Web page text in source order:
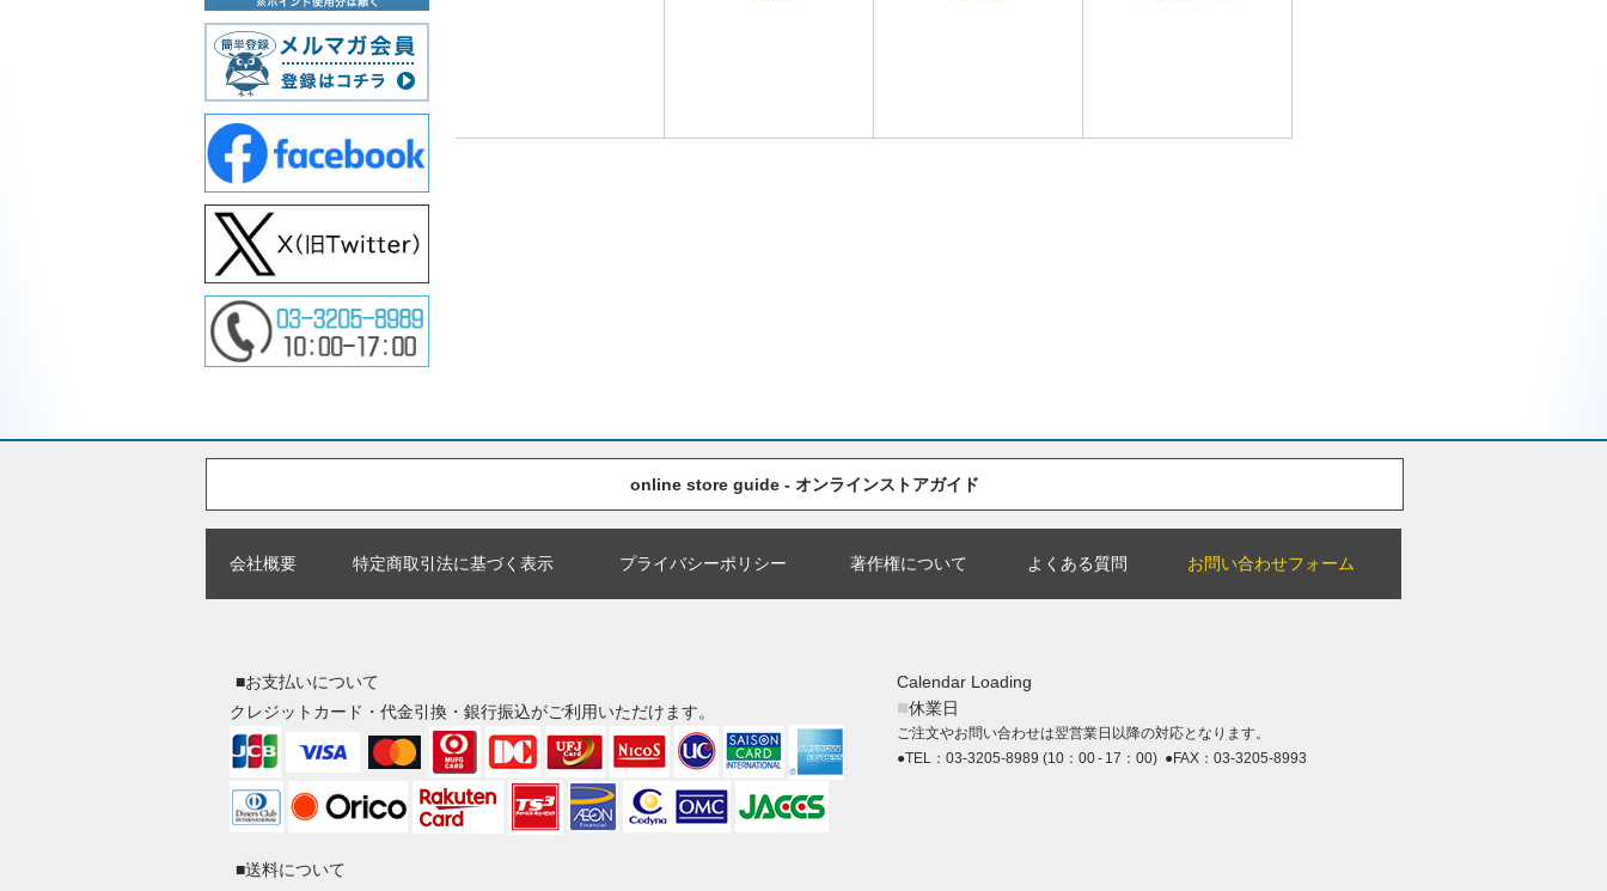
online store guide - オンラインストアガイド
会社概要 特定商取引法に基づく表示 プライバシーポリシー 著作権について よくある質問 お問い合わせフォーム
■お支払いについて
クレジットカード・代金引換・銀行振込がご利用いただけます。
■送料について
Calendar Loading
■休業日
ご注文やお問い合わせは翌営業日以降の対応となります。
●TEL：03-3205-8989 (10：00 - 17：00) ●FAX：03-3205-8993